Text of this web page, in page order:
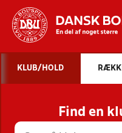
STILLINGER,
KLUB/HOLD
Find en